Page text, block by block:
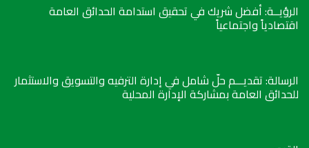
الرؤيــة: أفضل شريك في تحقيق استدامة الحدائق العامة
اقتصادياً واجتماعياً
الرسالة: تقديـــم حلّ شامل في إدارة الترفيه والتسويق والاستثمار
للحدائق العامة بمشاركة الإدارة المحلية